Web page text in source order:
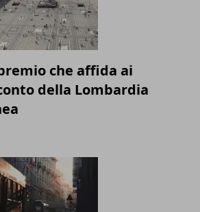
che affida ai
della Lombardia